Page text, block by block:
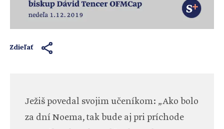
Zdieľať
Ježiš povedal svojim učeníkom: „Ako bolo
za dní Noema, tak bude aj pri príchode